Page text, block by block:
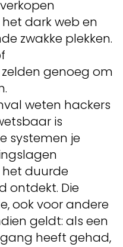
dark web en
zwakke plekken.
genoeg om
weten hackers
is
systemen je
duurde
ontdekt. Die
ook voor andere
geldt: als een
heeft gehad,